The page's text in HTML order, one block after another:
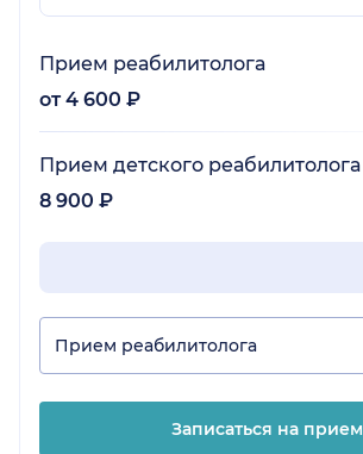
Прием реабилитолога
от 4 600 ₽
Прием детского реабилитолога
8 900 ₽
Прием реабилитолога
Записаться на прием